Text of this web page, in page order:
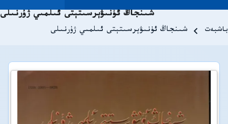
شىنجاڭ ئۇنىۋېرسىتېتى ئىلمىي ژۇرنىلى
Breadcrumb
باشبەت شىنجاڭ ئۇنىۋېرسىتېتى ئىلمىي ژۇرنىلى